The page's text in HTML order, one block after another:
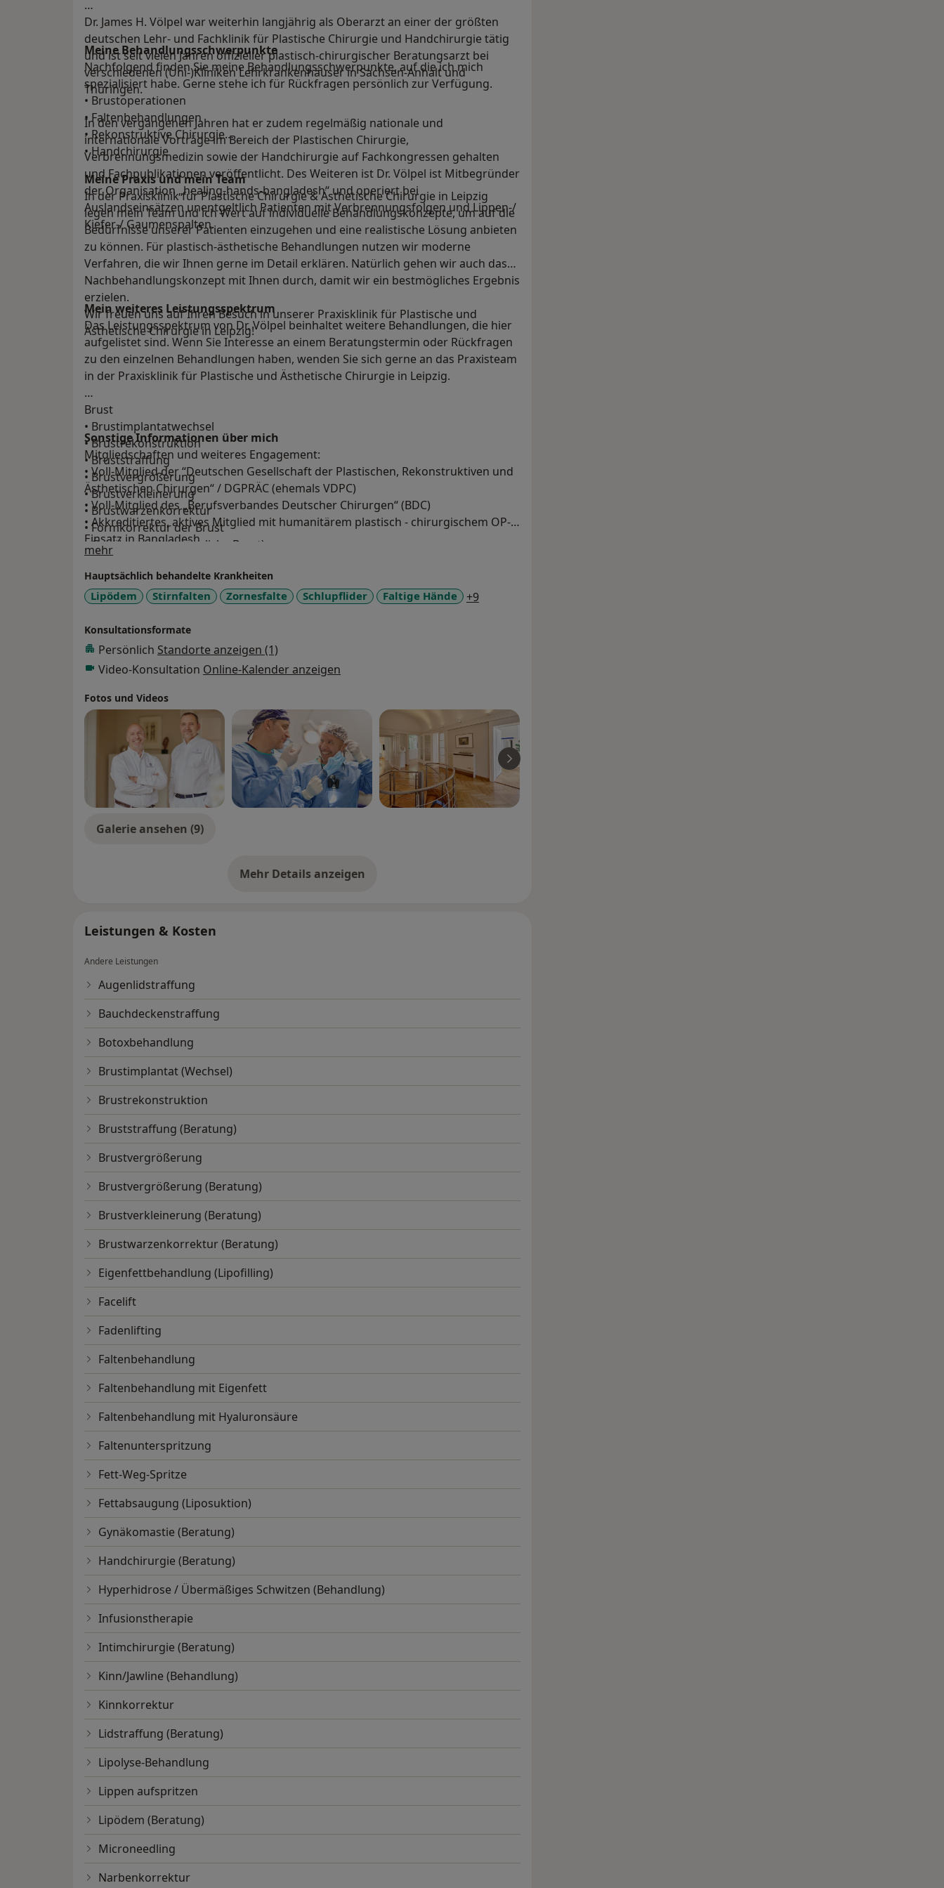
Dr. James H. Völpel war weiterhin langjährig als Oberarzt an einer der größten
deutschen Lehr- und Fachklinik für Plastische Chirurgie und Handchirurgie tätig
und ist seit vielen Jahren offizieller plastisch-chirurgischer Beratungsarzt bei
verschiedenen (Uni-)Kliniken Lehrkrankenhäuser in Sachsen-Anhalt und
Thüringen.
In den vergangenen Jahren hat er zudem regelmäßig nationale und
internationale Vorträge im Bereich der Plastischen Chirurgie,
Verbrennungsmedizin sowie der Handchirurgie auf Fachkongressen gehalten
und Fachpublikationen veröffentlicht. Des Weiteren ist Dr. Völpel ist Mitbegründer
der Organisation „healing-hands-bangladesh“ und operiert bei
Auslandseinsätzen unentgeltlich Patienten mit Verbrennungsfolgen und Lippen-/
Kiefer-/ Gaumenspalten.
Meine Behandlungs­schwerpunkte
Nachfolgend finden Sie meine Behandlungsschwerpunkte, auf die ich mich
spezialisiert habe. Gerne stehe ich für Rückfragen persönlich zur Verfügung.
• Brustoperationen
• Faltenbehandlungen
• Rekonstruktive Chirurgie
• Handchirurgie
Meine Praxis und mein Team
In der Praxisklinik für Plastische Chirurgie & Ästhetische Chirurgie in Leipzig
legen mein Team und ich Wert auf individuelle Behandlungskonzepte, um auf die
Bedürfnisse unserer Patienten einzugehen und eine realistische Lösung anbieten
zu können. Für plastisch-ästhetische Behandlungen nutzen wir moderne
Verfahren, die wir Ihnen gerne im Detail erklären. Natürlich gehen wir auch das
Nachbehandlungskonzept mit Ihnen durch, damit wir ein bestmögliches Ergebnis
erzielen.
Wir freuen uns auf Ihren Besuch in unserer Praxisklinik für Plastische und
Ästhetische Chirurgie in Leipzig!
Mein weiteres Leistungs­spektrum
Das Leistungsspektrum von Dr. Völpel beinhaltet weitere Behandlungen, die hier
aufgelistet sind. Wenn Sie Interesse an einem Beratungstermin oder Rückfragen
zu den einzelnen Behandlungen haben, wenden Sie sich gerne an das Praxisteam
in der Praxisklinik für Plastische und Ästhetische Chirurgie in Leipzig.
Brust
• Brustimplantatwechsel
• Brustrekonstruktion
• Bruststraffung
• Brustvergrößerung
• Brustverkleinerung
• Brustwarzenkorrektur
• Formkorrektur der Brust
• Gynäkomastie (männliche Brust)
Körper
• Bauchdeckenstraffung
• Fett-weg-Spritze
• Handchirurgie
• Hyperhidrose
• Intimchirurgie
• LipoLas® LASER Lipolyse
• Lipödem
• Narbenkorrektur
• Oberarmstraffung
• Oberschenkelstraffung
• Rekonstruktive Chirurgie
Gesicht
• Kinnkorrektur
• Liquid Lifting
• Nasenkorrektur
• Oberlidstraffung
• Ohrenkorrektur
• Russian Lips
• Stirnlifting
• Unterlidstraffung
Falten
• Eigenfettbehandlung
• Faltenbehandlungen
• Faltenbehandlung mit Botulinumtoxin
• Faltenbehandlung mit Eigenfett
• Faltenbehandlung mit Hyaluronsäure
• Micro Needling
• Skinbooster
• Vampire Lifting
Sonstige Informationen über mich
Mitgliedschaften und weiteres Engagement:
• Voll-Mitglied der “Deutschen Gesellschaft der Plastischen, Rekonstruktiven und
Ästhetischen Chirurgen“ / DGPRÄC (ehemals VDPC)
• Voll-Mitglied des „Berufsverbandes Deutscher Chirurgen“ (BDC)
• Akkreditiertes, aktives Mitglied mit humanitärem plastisch - chirurgischem OP-
Einsatz in Bangladesh
• ausgebildeter und zertifizierter Tauchmediziner und betreuender Taucharzt
namhafter Tauchzentren auf Malediven u. Seychellen
mehrÜber mich
Hauptsächlich behandelte Krankheiten
Lipödem Stirnfalten Zornesfalte Schlupflider Faltige Hände +9a11y_sr_more_diseases
Konsultationsformate
Persönlich Standorte anzeigen (1)
Video-Konsultation Online-Kalender anzeigen
Fotos und Videos
Galerie ansehen (9)
Mehr Details anzeigen
über Erfahrungen
Leistungen & Kosten
Andere Leistungen
Augenlidstraffung
Bauchdeckenstraffung
Botoxbehandlung
Brustimplantat (Wechsel)
Brustrekonstruktion
Bruststraffung (Beratung)
Brustvergrößerung
Brustvergrößerung (Beratung)
Brustverkleinerung (Beratung)
Brustwarzenkorrektur (Beratung)
Eigenfettbehandlung (Lipofilling)
Facelift
Fadenlifting
Faltenbehandlung
Faltenbehandlung mit Eigenfett
Faltenbehandlung mit Hyaluronsäure
Faltenunterspritzung
Fett-Weg-Spritze
Fettabsaugung (Liposuktion)
Gynäkomastie (Beratung)
Handchirurgie (Beratung)
Hyperhidrose / Übermäßiges Schwitzen (Behandlung)
Infusionstherapie
Intimchirurgie (Beratung)
Kinn/Jawline (Behandlung)
Kinnkorrektur
Lidstraffung (Beratung)
Lipolyse-Behandlung
Lippen aufspritzen
Lipödem (Beratung)
Microneedling
Narbenkorrektur